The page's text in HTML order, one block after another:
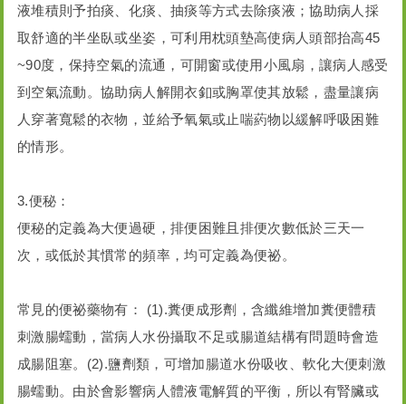
液堆積則予拍痰、化痰、抽痰等方式去除痰液；協助病人採
取舒適的半坐臥或坐姿，可利用枕頭墊高使病人頭部抬高45
~90度，保持空氣的流通，可開窗或使用小風扇，讓病人感受
到空氣流動。協助病人解開衣釦或胸罩使其放鬆，盡量讓病
人穿著寬鬆的衣物，並給予氧氣或止喘葯物以緩解呼吸困難
的情形。
3.便秘：
便秘的定義為大便過硬，排便困難且排便次數低於三天一
次，或低於其慣常的頻率，均可定義為便祕。
常見的便祕藥物有： (1).糞便成形劑，含纖維增加糞便體積
刺激腸蠕動，當病人水份攝取不足或腸道結構有問題時會造
成腸阻塞。(2).鹽劑類，可增加腸道水份吸收、軟化大便刺激
腸蠕動。由於會影響病人體液電解質的平衡，所以有腎臟或